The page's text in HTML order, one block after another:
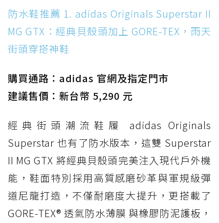
防水鞋推薦 1. adidas Originals Superstar II
MG GTX：經典貝殼頭加上 GORE-TEX，雨天街
頭穿搭神鞋
防水鞋推薦 2. New Balance Hierro v9 GORE-
防水鞋推薦 3. Nike Dunk Low GORE-TEX：
經典 Dunk 輪廓加上防水科技，雨天穿搭帥度不
打折
防水鞋推薦 4. ASICS TRABUCO 14 GTX：搭
載 GORE-TEX 隱形貼合科技，全方位防水神鞋
防水鞋推薦 5. Salomon XT-6 GORE-TEX：潮
人必備山系鞋王！防滑、防水與街頭顏值一次攻
頂
防水鞋推薦 6. HOKA Stinson Evo GTX：越野
復刻厚底，GORE-TEX 防水與增高神器一次滿
防水鞋推薦 1. adidas Originals Superstar II
MG GTX：經典貝殼頭加上 GORE-TEX，雨天
街頭穿搭神鞋
購買通路：adidas 官網及指定門市
建議售價：新台幣 5,290 元
經典街頭潮流鞋履 adidas Originals
Superstar 也有了防水版本，這雙 Superstar
II MG GTX 將經典貝殼頭完美注入現代戶外機
能，鞋面特別採用高質感磨砂革與軍規級彈
道尼龍打造，不僅耐磨度大提升，更搭載了
GORE-TEX® 透氣防水薄膜 與橡膠防泥護板，